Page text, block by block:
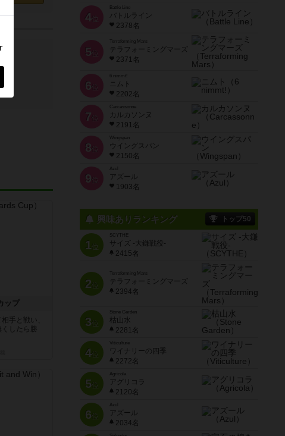
ップ
手と戦い、
したら勝
4位
Battle Line
バトルライン
2378名
5 位
Terraforming Mars
テラフォーミングマーズ
2371名
6 位
ニムト
2202名
7 位
Carcassonne
カルカソンヌ
2191名
8 位
Wingspan
ウイングスパン
2150名
9 位
Azul
アズール
1903名
興味ありランキング トップ50
1位
SCYTHE
サイズ -大鎌戦役-
2415名
2位
Terraforming Mars
テラフォーミングマーズ
2394名
3位
Stone Garden
枯山水
2281名
4位
Viticulture
ワイナリーの四季
2272名
5位
Agricola
アグリコラ
2120名
6位
Azul
アズール
2034名